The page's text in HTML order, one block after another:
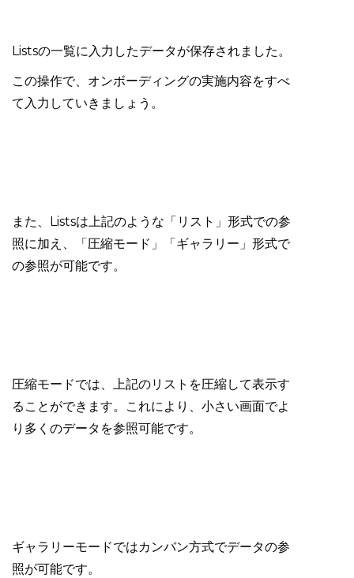
Listsの一覧に入力したデータが保存されました。
この操作で、オンボーディングの実施内容をすべ
て入力していきましょう。
また、Listsは上記のような「リスト」形式での参
照に加え、「圧縮モード」「ギャラリー」形式で
の参照が可能です。
圧縮モードでは、上記のリストを圧縮して表示す
ることができます。これにより、小さい画面でよ
り多くのデータを参照可能です。
ギャラリーモードではカンバン方式でデータの参
照が可能です。